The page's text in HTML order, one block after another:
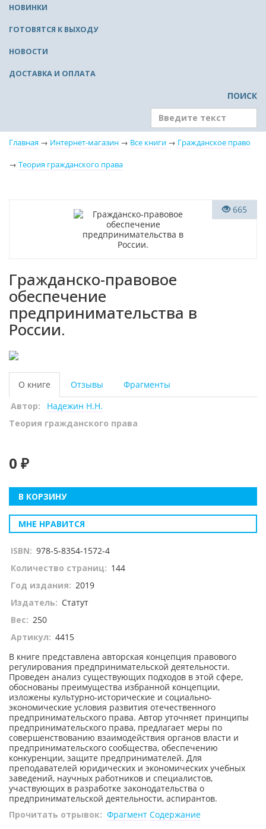
НОВИНКИ
ГОТОВЯТСЯ К ВЫХОДУ
НОВОСТИ
ДОСТАВКА И ОПЛАТА
ПОИСК
Главная → Интернет-магазин → Все книги → Гражданское право
→ Теория гражданского права
Нет в наличии 665
Гражданско-правовое
обеспечение
предпринимательства в
России.
О книге Отзывы
Фрагменты
Автор:
Надежин Н.Н.
Теория гражданского права
0 ₽
В КОРЗИНУ
МНЕ НРАВИТСЯ
ISBN: 978-5-8354-1572-4
Количество страниц: 144
Год издания: 2019
Издатель: Статут
Вес: 250
Артикул: 4415
В книге представлена авторская концепция правового
регулирования предпринимательской деятельности.
Проведен анализ существующих подходов в этой сфере,
обоснованы преимущества избранной концепции,
изложены культурно-исторические и социально-
экономические условия развития отечественного
предпринимательского права. Автор уточняет принципы
предпринимательского права, предлагает меры по
совершенствованию взаимодействия органов власти и
предпринимательского сообщества, обеспечению
конкуренции, защите предпринимателей. Для
преподавателей юридических и экономических учебных
заведений, научных работников и специалистов,
участвующих в разработке законодательства о
предпринимательской деятельности, аспирантов.
Прочитать отрывок: Фрагмент Содержание